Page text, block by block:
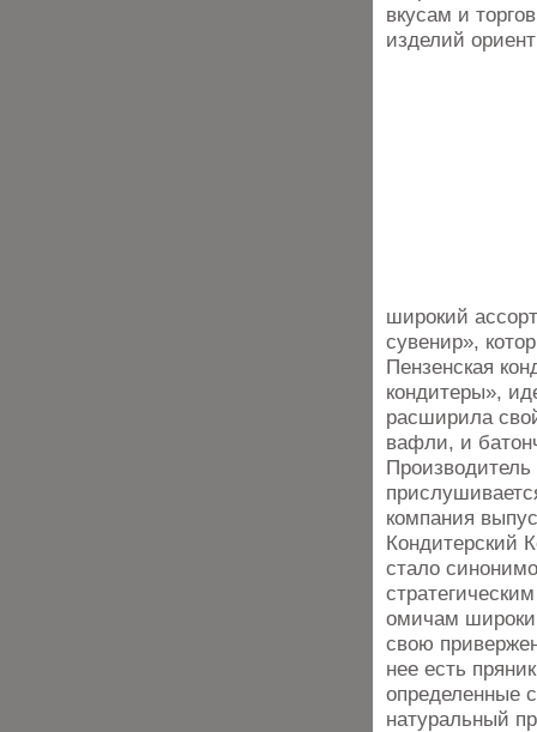
вкусам и
изделий
широкий
сувенир»,
Пензенская
кондитеры»,
расширила
вафли, и
компания
Кондитерский
стало
омичам
свою
нее есть
определенные
натуральный